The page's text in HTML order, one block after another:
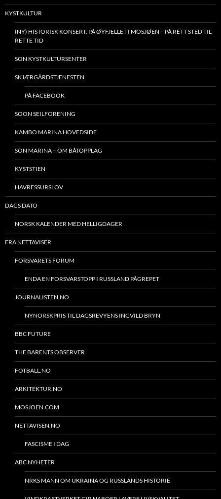
KYSTKULTUR
(NY) HISTORISK KONSERT: PÅ ØYFJELLET I MOSJØEN – PÅ RETT STED TIL
RETTE TID
SON KYSTKULTURSENTER
SKJÆRGÅRDSTJENESTEN
PÅ FACEBOOK
SOON SEILFORENING
KAMBO MARINA HOVEDSIDE
SON MARINA – OM BÅTOPPLAG
KYSTSTIEN
HAVRESSURSLOV
DAGS DATO
NORSK KALENDER MED HELLIGDAGER
FRA NETTAVISER
FORSVARETS FORUM
ENDA EN FORSVARSTOPP I RUSSLAND PÅGREPET
JOURNALISTEN.NO
NYNORSKPRIS TIL DAGSREVYENS INGVILD BRYN
BBC FUTURE
THE BARENTS OBSERVER
FOTBALL.NO
ARKITEKTUR.NO
MOSJOEN.COM
NETTAVISEN.NO
FASCISME I DAG
ABC NYHETER
NRKS MANN OM UKRAINA OG RUSSLANDS HISTORIE